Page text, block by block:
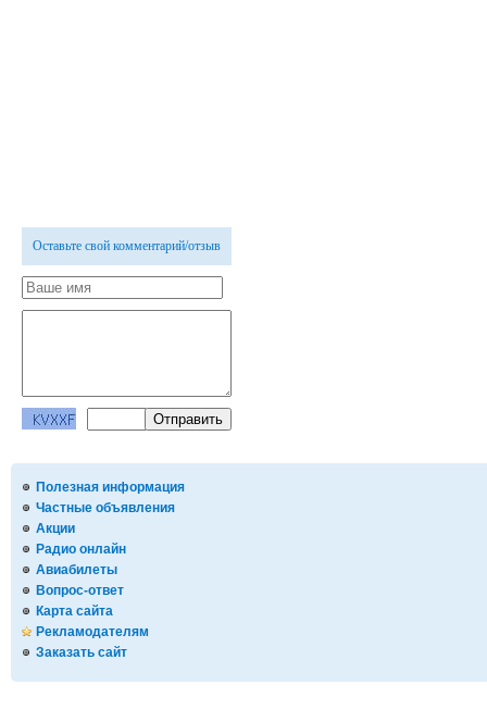
Полезная информация
Частные объявления
Акции
Радио онлайн
Авиабилеты
Вопрос-ответ
Карта сайта
Рекламодателям
Заказать сайт
Оставьте свой комментарий/отзыв